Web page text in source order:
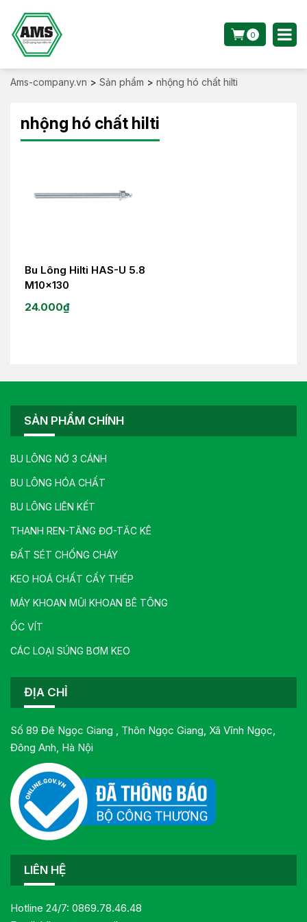
0
Ams-company.vn > Sản phẩm > nhộng hó chất hilti
nhộng hó chất hilti
Bu Lông Hilti HAS-U 5.8
M10x130
24.000₫
SẢN PHẨM CHÍNH
BU LÔNG NỞ 3 CÁNH
BU LÔNG HÓA CHẤT
BU LÔNG LIÊN KẾT
THANH REN-TĂNG ĐƠ-TĂC KÊ
ĐẤT SÉT CHỐNG CHÁY
KEO HOÁ CHẤT CẤY THÉP
MÁY KHOAN MŨI KHOAN BÊ TÔNG
ỐC VÍT
CÁC LOẠI SÚNG BƠM KEO
ĐỊA CHỈ
Số 89 Đê Ngọc Giang , Thôn Ngọc Giang, Xã Vĩnh Ngọc,
Đông Anh, Hà Nội
LIÊN HỆ
Hotline 24/7: 0869.78.46.48